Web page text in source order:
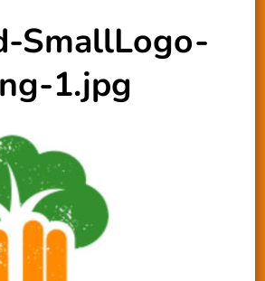
SmallLogo-
1.jpg